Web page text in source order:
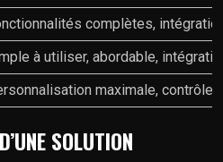
complètes,
à utiliser, abordable,
maximale,
SOLUTION